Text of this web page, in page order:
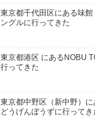
東京都千代田区にある味館
ングルに行ってきた
東京都港区 にあるNOBU
行ってきた
東京都中野区（新中野）に
どうげんぼうずに行ってき